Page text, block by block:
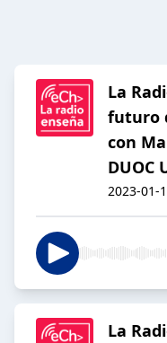
La
futuro
con
DUOC
2023-01-
La